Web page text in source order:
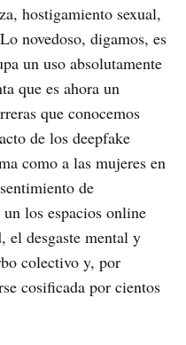
hostigamiento sexual,
novedoso, digamos, es
un uso absolutamente
que es ahora un
que conocemos
de los deepfake
como a las mujeres en
de
los espacios online
el desgaste mental y
colectivo y, por
cosificada por cientos